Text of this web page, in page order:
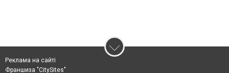
Реклама на сайті
Франшиза "CitySites"